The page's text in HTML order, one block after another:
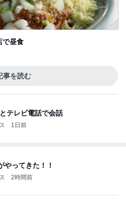
で昼食
事を読む
テレビ電話で会話
1日前
やってきた！！
2時間前